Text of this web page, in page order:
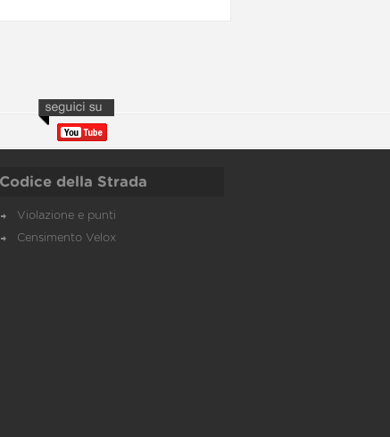
Codice della Strada
Violazione e punti
Censimento Velox